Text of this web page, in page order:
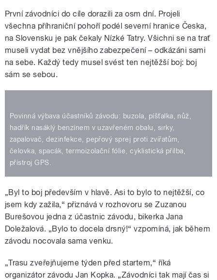
První závodníci do cíle dorazili za osm dní. Projeli
všechna příhraniční pohoří podél severní hranice Česka,
na Slovensku je pak čekaly Nízké Tatry. Všichni se na trať
museli vydat bez vnějšího zabezpečení – odkázáni sami
na sebe. Každý tedy musel svést ten nejtěžší boj: boj
sám se sebou.
Povinná výbava účastníků závodu: buzola, píšťalka, nůž,
hadřík nasáklý benzínem v uzavřeném obalu, sirky,
zapalovač, dezinfekce, pepřový sprej proti zvířatům,
čelovka, spacák, termoizolační fólie, cyklistická přilba,
přístroj GPS.
„Byl to boj především v hlavě. Asi to bylo to nejtěžší, co
jsem kdy zažila,“ přiznává v rozhovoru se Zuzanou
Burešovou jedna z účastnic závodu, bikerka Jana
Doležalová. „Bylo to docela drsný!“ vzpomíná, jak během
závodu nocovala sama venku.
„Trasu zveřejňujeme týden před startem,“ říká
organizátor závodu Jan Kopka. „Závodníci tak mají čas si